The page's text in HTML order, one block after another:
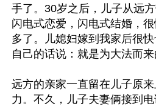
手了。30岁之后，儿子从远
闪电式恋爱，闪电式结婚，
多了。儿媳妇嫁到我家后很
自己的话说：就是为大法而来
远方的亲家一直留在儿子原
力。不久，儿子夫妻俩接到